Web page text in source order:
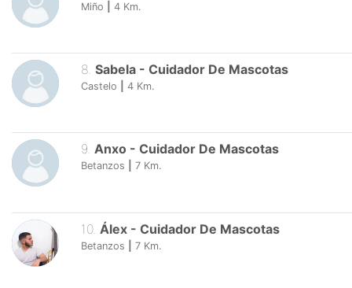
Miño 4 Km.
8. Sabela - Cuidador De Mascotas
Castelo 4 Km.
9. Anxo - Cuidador De Mascotas
Betanzos 7 Km.
10. Álex - Cuidador De Mascotas
Betanzos 7 Km.